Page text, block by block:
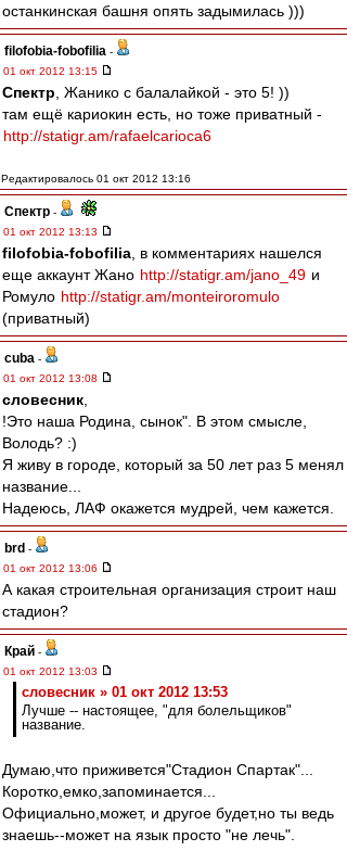
останкинская башня опять задымилась )))
filofobia-fobofilia -
01 окт 2012 13:15
Спектр , Жанико с балалайкой - это 5! ))
там ещё кариокин есть, но тоже приватный -
http://statigr.am/rafaelcarioca6
Редактировалось 01 окт 2012 13:16
Спектр -
01 окт 2012 13:13
filofobia-fobofilia , в комментариях нашелся
еще аккаунт Жано http://statigr.am/jano_49 и
Ромуло http://statigr.am/monteiroromulo
(приватный)
cuba -
01 окт 2012 13:08
словесник
!Это наша Родина, сынок". В этом смысле,
Володь? :)
Я живу в городе, который за 50 лет раз 5 менял
название...
Надеюсь, ЛАФ окажется мудрей, чем кажется.
brd -
01 окт 2012 13:06
А какая строительная организация строит наш
стадион?
Край -
01 окт 2012 13:03
словесник » 01 окт 2012 13:53
Лучше -- настоящее, "для болельщиков"
название.
Думаю,что приживется"Стадион Спартак"...
Коротко,емко,запоминается...
Официально,может, и другое будет,но ты ведь
знаешь--может на язык просто "не лечь".